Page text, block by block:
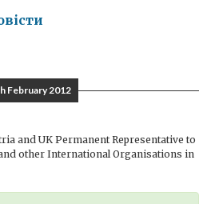
February 2012
and UK Permanent Representative to
other International Organisations in